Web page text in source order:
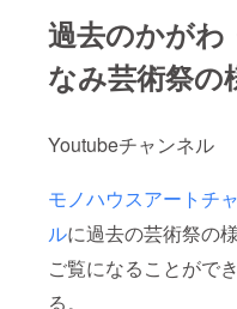
過去のかがわ
なみ芸術祭の
Youtubeチャンネル
モノハウスアートチ
ルに過去の芸術祭の
ご覧になることがで
る。